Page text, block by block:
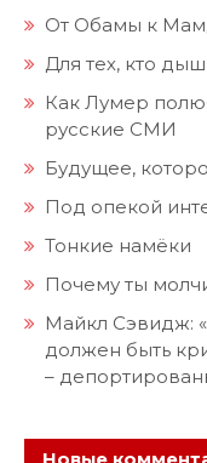
От Обамы к
Для тех, кто
Как Лумер
русские СМИ
Будущее,
Под опекой
Тонкие намёки
Почему ты
Майкл Сэвидж:
должен быть
–